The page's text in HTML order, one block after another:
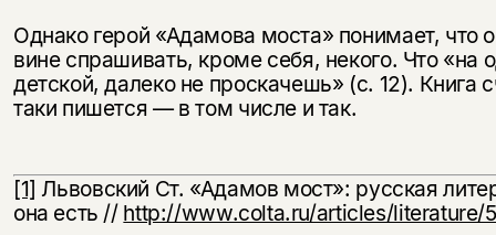
Однако герой «Адамова моста» понимает, что
вине спрашивать, кроме себя, некого. Что «на
детской, далеко не проскачешь» (с. 12). Книга
таки пишется — в том числе и так.
[1] Львовский Ст. «Адамов мост»: русская
она есть // http://www.colta.ru/articles/literature/